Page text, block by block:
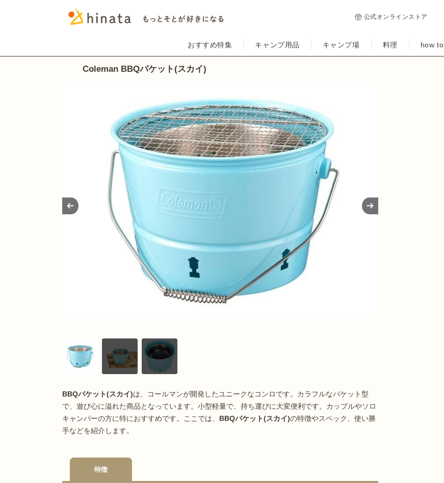
公式オンラインストア
おすすめ特集 キャンプ用品 キャンプ場 料理 how to
Coleman BBQバケット(スカイ)
BBQバケット(スカイ)は、コールマンが開発したユニークなコンロです。カラフルなバケット型
で、遊び心に溢れた商品となっています。小型軽量で、持ち運びに大変便利です。カップルやソロ
キャンパーの方に特におすすめです。ここでは、
BBQバケット(スカイ)の特徴やスペック、使い勝
手などを紹介します。
特徴